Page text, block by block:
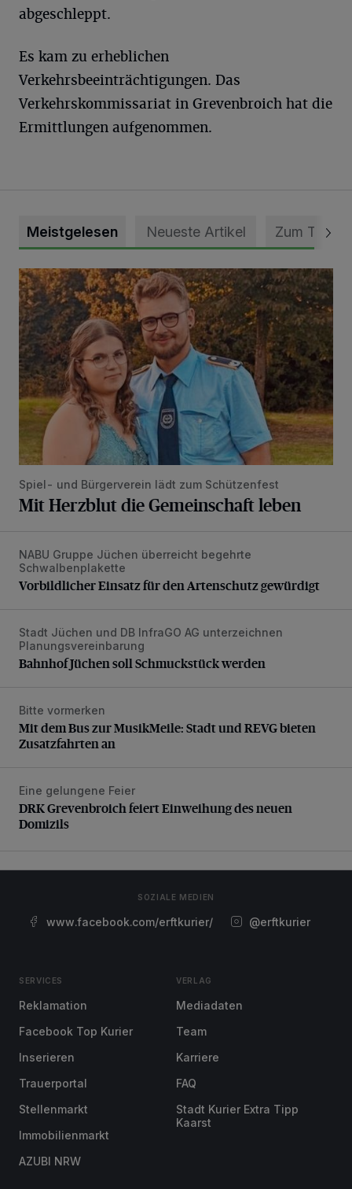
abgeschleppt.
Es kam zu erheblichen
Verkehrsbeeinträchtigungen. Das
Verkehrskommissariat in Grevenbroich hat die
Ermittlungen aufgenommen.
Meistgelesen Neueste Artikel Zum Thema
Mit Herzblut die Gemeinschaft leben
Spiel- und Bürgerverein lädt zum Schützenfest
Mit Herzblut die Gemeinschaft leben
Vorbildlicher Einsatz für den Artenschutz gewürdigt
NABU Gruppe Jüchen überreicht begehrte
Schwalbenplakette
Vorbildlicher Einsatz für den Artenschutz gewürdigt
Bahnhof Jüchen soll Schmuckstück werden
Stadt Jüchen und DB InfraGO AG unterzeichnen
Planungsvereinbarung
Bahnhof Jüchen soll Schmuckstück werden
Mit dem Bus zur MusikMeile: Stadt und REVG bieten
Bitte vormerken
Mit dem Bus zur MusikMeile: Stadt und REVG bieten
Zusatzfahrten an
DRK Grevenbroich feiert Einweihung des neuen Domizils
Eine gelungene Feier
DRK Grevenbroich feiert Einweihung des neuen
Domizils
SOZIALE MEDIEN
www.facebook.com/erftkurier/ @erftkurier
SERVICES
Reklamation
Facebook Top Kurier
Inserieren
Trauerportal
Stellenmarkt
Immobilienmarkt
AZUBI NRW
VERLAG
Mediadaten
Team
Karriere
FAQ
Stadt Kurier Extra Tipp
Kaarst